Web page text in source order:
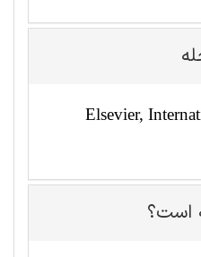
Elsevier,
است؟